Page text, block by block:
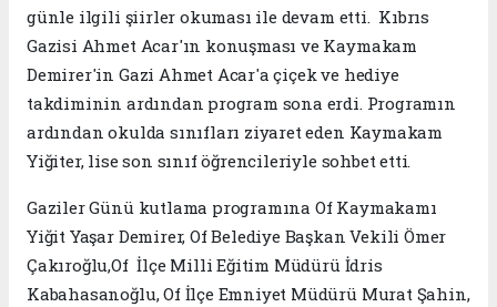
günle ilgili şiirler okuması ile devam etti. Kıbrıs
Gazisi Ahmet Acar'ın konuşması ve Kaymakam
Demirer'in Gazi Ahmet Acar'a çiçek ve hediye
takdiminin ardından program sona erdi. Programın
ardından okulda sınıfları ziyaret eden Kaymakam
Yiğiter, lise son sınıf öğrencileriyle sohbet etti.
Gaziler Günü kutlama programına Of Kaymakamı
Yiğit Yaşar Demirer, Of Belediye Başkan Vekili Ömer
Çakıroğlu,Of İlçe Milli Eğitim Müdürü İdris
Kabahasanoğlu, Of İlçe Emniyet Müdürü Murat Şahin,